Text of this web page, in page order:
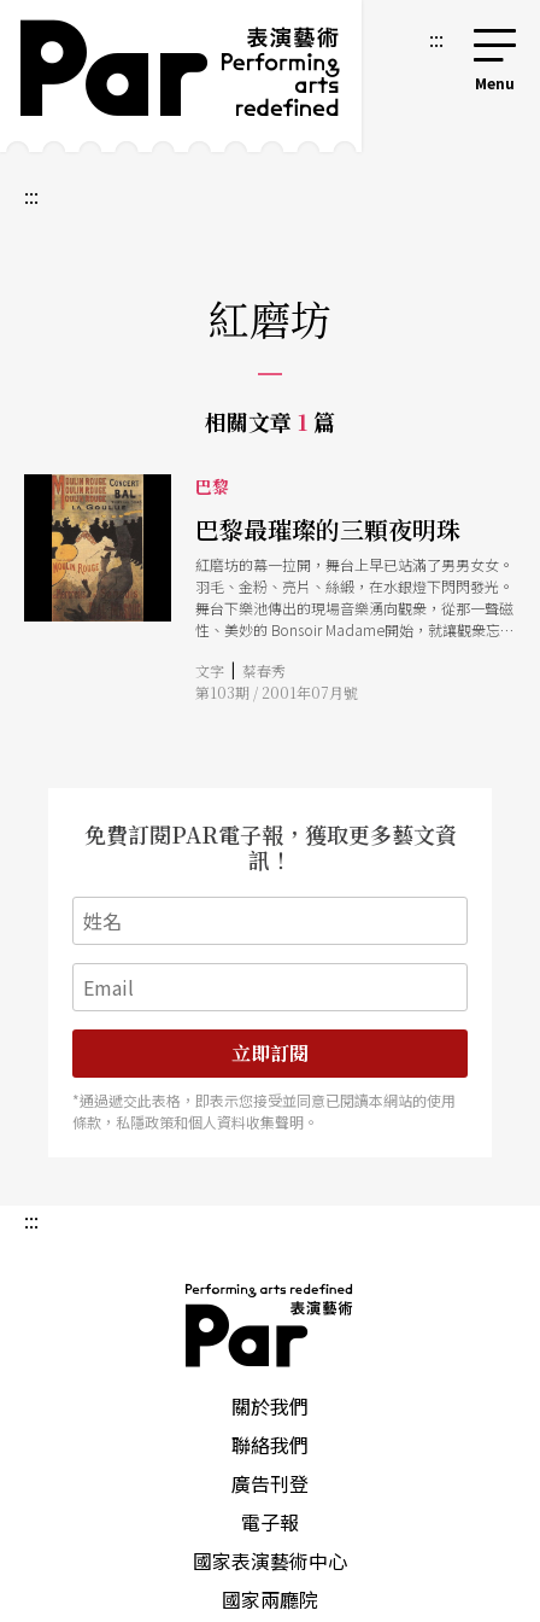
跳到主要內容區塊
網站導覽 :::
:::
紅磨坊
相關文章 1 篇
巴黎
巴黎最璀璨的三顆夜明珠
紅磨坊的幕一拉開，舞台上早已站滿了男男女女。
羽毛、金粉、亮片、絲緞，在水銀燈下閃閃發光。
舞台下樂池傳出的現場音樂湧向觀衆，從那一聲磁
性、美妙的 Bonsoir Madame開始，就讓觀衆忘情
文字 | 蔡春秀
第103期 / 2001年07月號
免費訂閱PAR電子報，獲取更多藝文資
訊！
立即訂閱
*通過遞交此表格，即表示您接受並同意已閱讀本網站的使用
條款，私隱政策和個人資料收集聲明。
:::
關於我們
聯絡我們
廣告刊登
電子報
國家表演藝術中心
國家兩廳院